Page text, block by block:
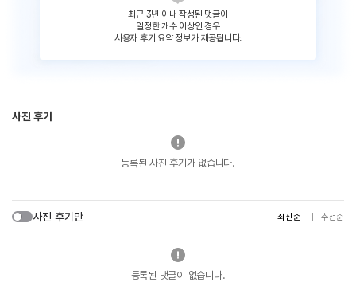
최근 3년 이내 작성된 댓글이
일정한 개수 이상인 경우
사용자 후기 요약 정보가 제공됩니다.
사진 후기
등록된 사진 후기가 없습니다.
사진 후기만 최신순 추천순
등록된 댓글이 없습니다.